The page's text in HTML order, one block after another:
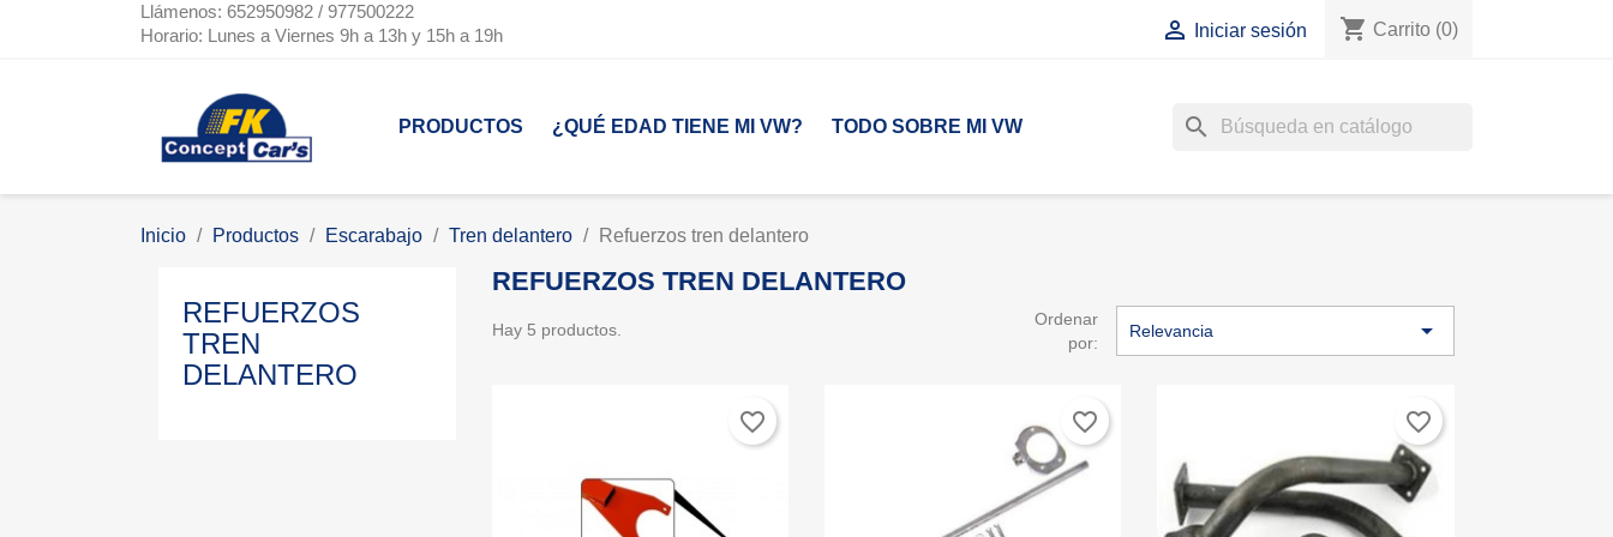
Llámenos: 652950982 / 977500222
Horario: Lunes a Viernes 9h a 13h y 15h a 19h
 Iniciar sesión shopping_cart Carrito (0)
PRODUCTOS ¿QUÉ EDAD TIENE MI VW? TODO SOBRE MI VW search
Inicio Productos Escarabajo Tren delantero Refuerzos tren delantero
REFUERZOS
TREN
DELANTERO
REFUERZOS TREN DELANTERO
Hay 5 productos.
Ordenar
por:
Relevancia 
favorite_border favorite_border favorite_border